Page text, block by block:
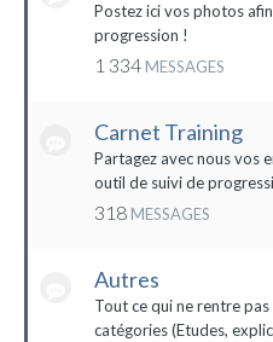
Postez ici vos photos
progression !
1 334 MESSAGES
Carnet Training
Partagez avec nous vos
outil de suivi de
318 MESSAGES
Autres
Tout ce qui ne rentre
catégories (Etudes,